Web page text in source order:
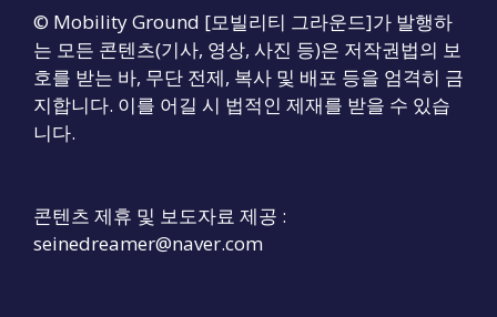
© Mobility Ground [모빌리티 그라운드]가 발행하
는 모든 콘텐츠(기사, 영상, 사진 등)은 저작권법의 보
호를 받는 바, 무단 전제, 복사 및 배포 등을 엄격히 금
지합니다. 이를 어길 시 법적인 제재를 받을 수 있습
니다.
콘텐츠 제휴 및 보도자료 제공 :
seinedreamer@naver.com